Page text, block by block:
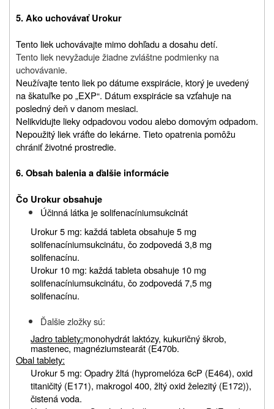
5. Ako uchovávať Urokur
Tento liek uchovávajte mimo dohľadu a dosahu detí.
Tento liek nevyžaduje žiadne zvláštne podmienky na
uchovávanie.
Neužívajte tento liek po dátume exspirácie, ktorý je uvedený
na škatuľke po „EXP“. Dátum exspirácie sa vzťahuje na
posledný deň v danom mesiaci.
Nelikvidujte lieky odpadovou vodou alebo domovým odpadom.
Nepoužitý liek vráťte do lekárne. Tieto opatrenia pomôžu
chrániť životné prostredie.
6. Obsah balenia a ďalšie informácie
Čo Urokur obsahuje
Účinná látka je solifenacíniumsukcinát
Urokur 5 mg: každá tableta obsahuje 5 mg
solifenacíniumsukcinátu, čo zodpovedá 3,8 mg
solifenacínu.
Urokur 10 mg: každá tableta obsahuje 10 mg
solifenacíniumsukcinátu, čo zodpovedá 7,5 mg
solifenacínu.
Ďalšie zložky sú:
Jadro tablety:monohydrát laktózy, kukuričný škrob,
mastenec, magnéziumstearát (E470b.
Obal tablety:
Urokur 5 mg: Opadry žltá (hypromelóza 6cP (E464), oxid
titaničitý (E171), makrogol 400, žltý oxid železitý (E172)),
čistená voda.